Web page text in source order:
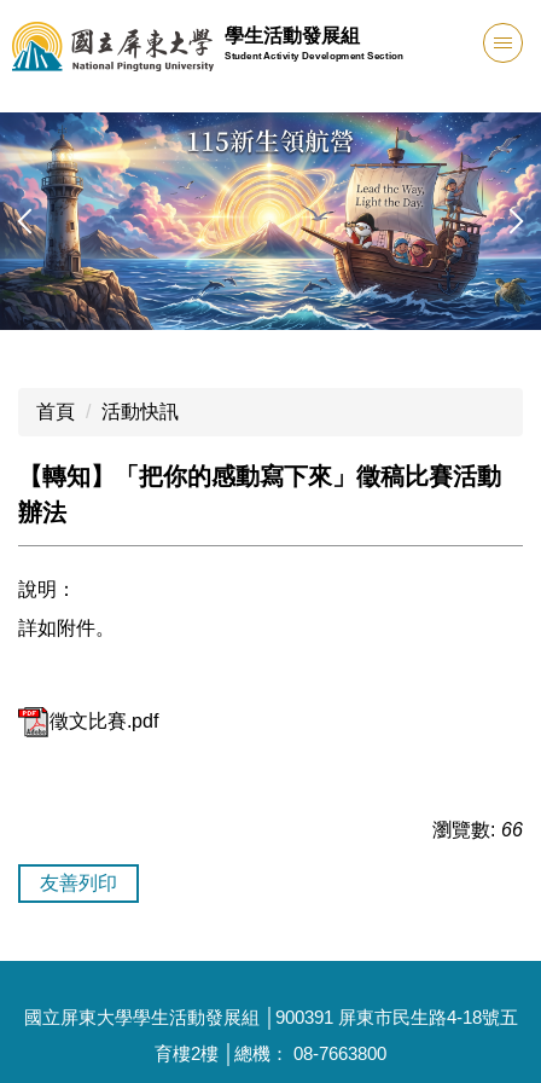
跳
到
主
內
容
區
學生活動發展組
Student Activity Development Section
首頁 活動快訊
【轉知】「把你的感動寫下來」徵稿比賽活動
辦法
說明：
詳如附件。
徵文比賽.pdf
瀏覽數: 66
友善列印
國立屏東大學學生活動發展組 │900391 屏東市民生路4-18號五
育樓2樓 │總機： 08-7663800